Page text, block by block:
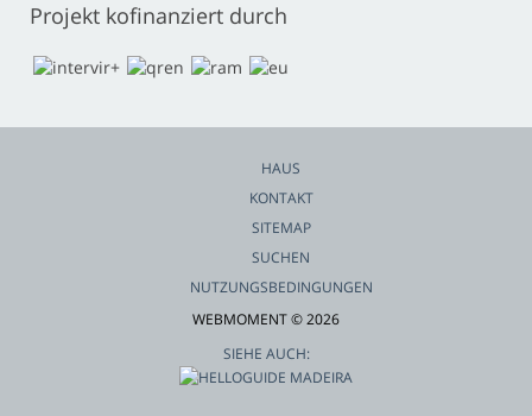
Projekt kofinanziert durch
HAUS
KONTAKT
SITEMAP
SUCHEN
NUTZUNGSBEDINGUNGEN
WEBMOMENT © 2026
SIEHE AUCH: